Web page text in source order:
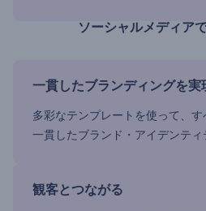
ソーシャルメディア
一貫したブランディングを実
多彩なテンプレートを使って、
一貫したブランド・アイデンティ
観客とつながる